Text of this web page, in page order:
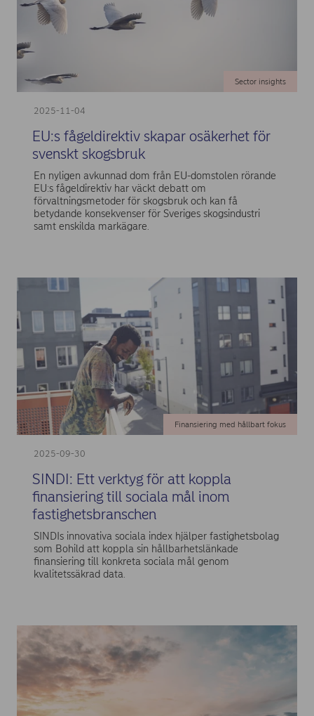
2025-11-04
Sector insights
EU:s fågeldirektiv skapar osäkerhet för
svenskt skogsbruk
En nyligen avkunnad dom från EU-domstolen rörande
EU:s fågeldirektiv har väckt debatt om
förvaltningsmetoder för skogsbruk och kan få
betydande konsekvenser för Sveriges skogsindustri
samt enskilda markägare.
2025-09-30
Finansiering med hållbart fokus
SINDI: Ett verktyg för att koppla
finansiering till sociala mål inom
fastighetsbranschen
SINDIs innovativa sociala index hjälper fastighetsbolag
som Bohild att koppla sin hållbarhetslänkade
finansiering till konkreta sociala mål genom
kvalitetssäkrad data.